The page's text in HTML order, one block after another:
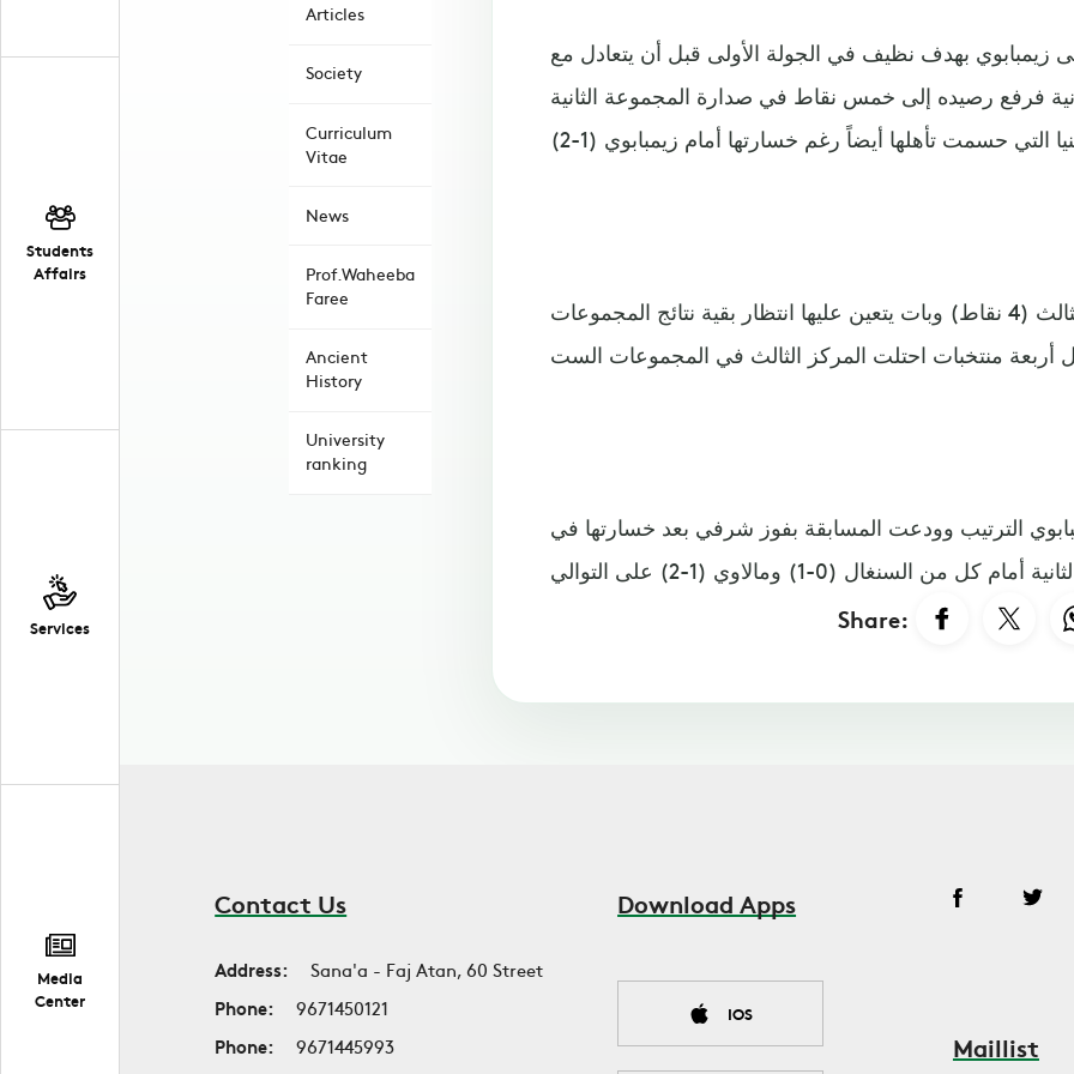
Students
Affairs
Services
Media
Center
Articles
Society
Curriculum
Vitae
News
Prof.Waheeba
Faree
Ancient
History
University
ranking
زيمبابوي بهدف نظيف في الجولة الأولى قبل أن يتعادل مع
فرفع رصيده إلى خمس نقاط في صدارة المجموعة الثانية
في حين حلّت مالاوي في المركز الثالث (4 نقاط) وبات يتعين عليها انتظار بقية نتائج المجموعات
الترتيب وودعت المسابقة بفوز شرفي بعد خسارتها في
Share:
Contact Us
Address:
Sana'a - Faj Atan, 60 Street
Phone:
9671450121
Phone:
9671445993
Download Apps
IOS
Maillist